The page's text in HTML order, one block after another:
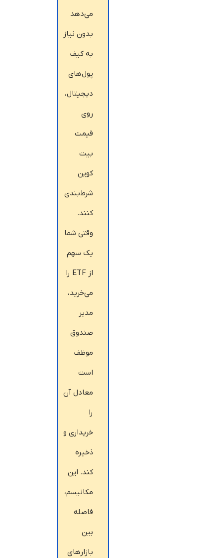
می‌دهد
بدون نیاز
به کیف
پول‌های
دیجیتال،
روی
قیمت
بیت‌
کوین
شرط‌بندی
کنند.
وقتی شما
یک سهم
از ETF را
می‌خرید،
مدیر
صندوق
موظف
است
معادل آن
را
خریداری و
ذخیره
کند. این
مکانیسم،
فاصله
بین
بازارهای